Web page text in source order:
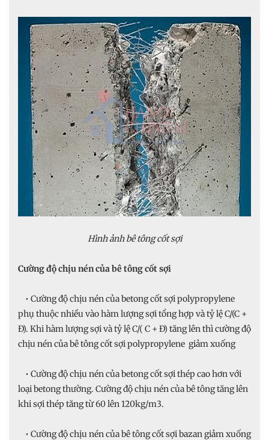
Hình ảnh bê tông cốt sợi
Cường độ chịu nén của bê tông cốt sợi
• Cường độ chịu nén của betong cốt sợi polypropylene
phụ thuộc nhiều vào hàm lượng sợi tổng hợp và tỷ lệ C/(C +
Đ). Khi hàm lượng sợi và tỷ lệ C/( C + Đ) tăng lên thì cường độ
chịu nén của bê tông cốt sợi polypropylene giảm xuống
• Cường độ chịu nén của betong cốt sợi thép cao hơn với
loại betong thường. Cường độ chịu nén của bê tông tăng lên
khi sợi thép tăng từ 60 lên 120kg/m3.
• Cường độ chịu nén của bê tông cốt sợi bazan giảm xuống